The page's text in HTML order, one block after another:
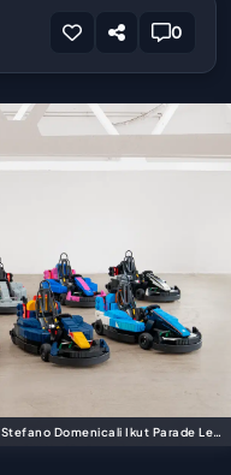
0
Stefano Domenicali Ikut Parade Lego F1 Inggris